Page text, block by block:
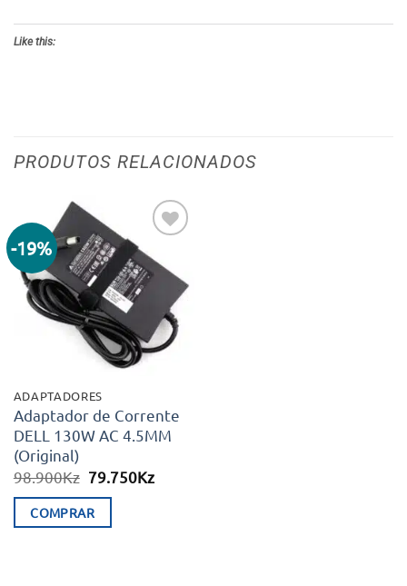
Like this:
PRODUTOS RELACIONADOS
-19%
Adicionar
aos meus
desejos
ADAPTADORES
Adaptador de Corrente
DELL 130W AC 4.5MM
(Original)
98.900Kz O
original
era:
79.750KzO
COMPRAR